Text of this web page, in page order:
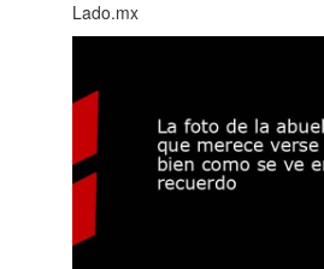
Lado.mx